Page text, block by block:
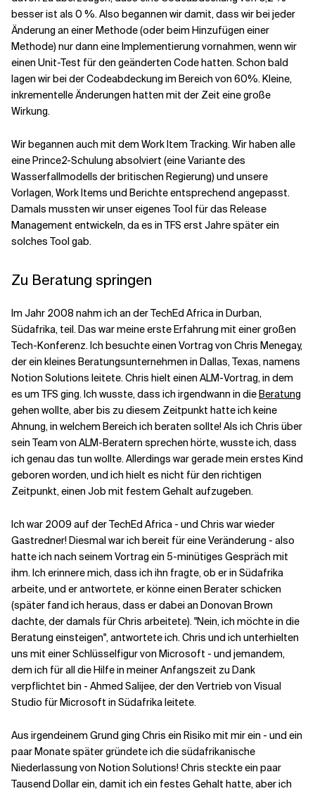
besser ist als 0 %. Also begannen wir damit, dass wir bei jeder
Änderung an einer Methode (oder beim Hinzufügen einer
Methode) nur dann eine Implementierung vornahmen, wenn wir
einen Unit-Test für den geänderten Code hatten. Schon bald
lagen wir bei der Codeabdeckung im Bereich von 60%. Kleine,
inkrementelle Änderungen hatten mit der Zeit eine große
Wirkung.
Wir begannen auch mit dem Work Item Tracking. Wir haben alle
eine Prince2-Schulung absolviert (eine Variante des
Wasserfallmodells der britischen Regierung) und unsere
Vorlagen, Work Items und Berichte entsprechend angepasst.
Damals mussten wir unser eigenes Tool für das Release
Management entwickeln, da es in TFS erst Jahre später ein
solches Tool gab.
Zu Beratung springen
Im Jahr 2008 nahm ich an der TechEd Africa in Durban,
Südafrika, teil. Das war meine erste Erfahrung mit einer großen
Tech-Konferenz. Ich besuchte einen Vortrag von Chris Menegay,
der ein kleines Beratungsunternehmen in Dallas, Texas, namens
Notion Solutions leitete. Chris hielt einen ALM-Vortrag, in dem
es um TFS ging. Ich wusste, dass ich irgendwann in dieBeratung
gehen wollte, aber bis zu diesem Zeitpunkt hatte ich keine
Ahnung, in welchem Bereich ich beraten sollte! Als ich Chris über
sein Team von ALM-Beratern sprechen hörte, wusste ich, dass
ich genau das tun wollte. Allerdings war gerade mein erstes Kind
geboren worden, und ich hielt es nicht für den richtigen
Zeitpunkt, einen Job mit festem Gehalt aufzugeben.
Ich war 2009 auf der TechEd Africa - und Chris war wieder
Gastredner! Diesmal war ich bereit für eine Veränderung - also
hatte ich nach seinem Vortrag ein 5-minütiges Gespräch mit
ihm. Ich erinnere mich, dass ich ihn fragte, ob er in Südafrika
arbeite, und er antwortete, er könne einen Berater schicken
(später fand ich heraus, dass er dabei an Donovan Brown
dachte, der damals für Chris arbeitete). "Nein, ich möchte in die
Beratung einsteigen", antwortete ich. Chris und ich unterhielten
uns mit einer Schlüsselfigur von Microsoft - und jemandem,
dem ich für all die Hilfe in meiner Anfangszeit zu Dank
verpflichtet bin - Ahmed Salijee, der den Vertrieb von Visual
Studio für Microsoft in Südafrika leitete.
Aus irgendeinem Grund ging Chris ein Risiko mit mir ein - und ein
paar Monate später gründete ich die südafrikanische
Niederlassung von Notion Solutions! Chris steckte ein paar
Tausend Dollar ein, damit ich ein festes Gehalt hatte, aber ich